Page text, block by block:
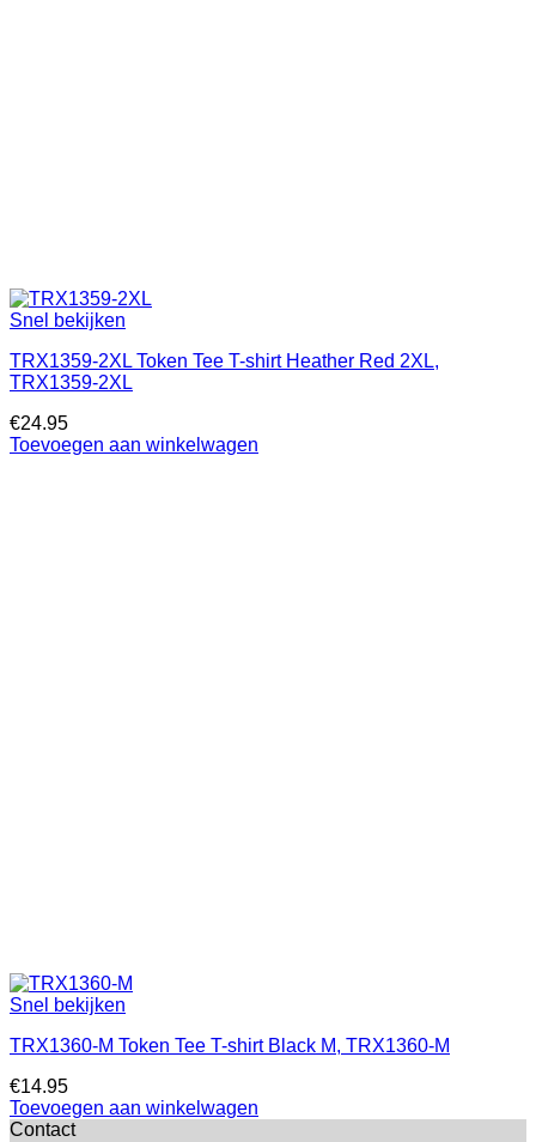
Snel bekijken
TRX1359-2XL Token Tee T-shirt Heather Red 2XL,
TRX1359-2XL
€24.95
Toevoegen aan winkelwagen
Snel bekijken
TRX1360-M Token Tee T-shirt Black M, TRX1360-M
€14.95
Toevoegen aan winkelwagen
Contact